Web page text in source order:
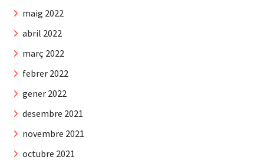
maig 2022
abril 2022
març 2022
febrer 2022
gener 2022
desembre 2021
novembre 2021
octubre 2021